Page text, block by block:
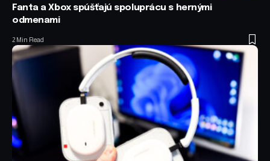
Fanta a Xbox spúšťajú spoluprácu s hernými
odmenami
2 Min Read